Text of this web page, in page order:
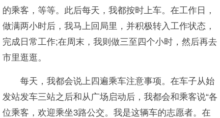
的乘客，等等。此后每天，我都按时上车。在工作日，
做满两小时后，我马上回局里，并积极转入工作状态，
完成日常工作;在周末，我则做三至四个小时，然后再去
市里逛逛。
每天，我都会说上四遍乘车注意事项。在车子从始
发站发车三站之后和从广场启动后，我都会和乘客说“各
位乘客，欢迎乘坐3路公交。我是这辆车的志愿者。在